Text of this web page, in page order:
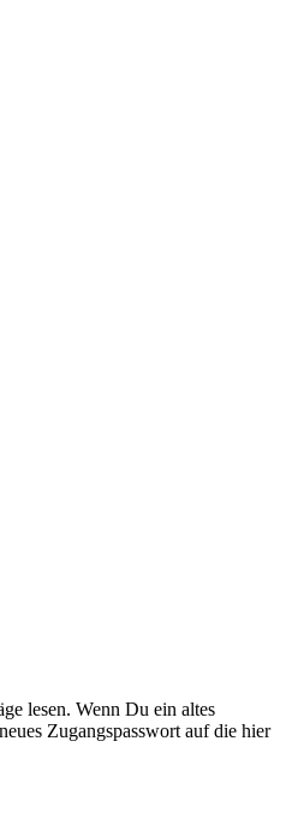
lesen. Wenn Du ein altes
Zugangspasswort auf die hier